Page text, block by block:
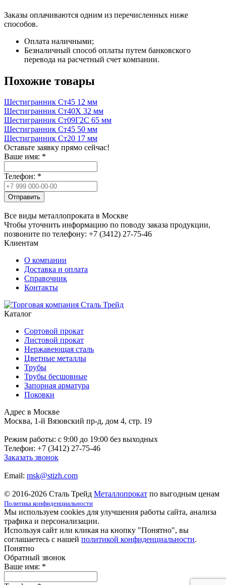
Заказы оплачиваются одним из перечисленных ниже
способов.
Оплата наличными;
Безналичный способ оплаты путем банковского
перевода на расчетный счет компании.
Похожие товары
Шестигранник Ст45 12 мм
Шестигранник Ст40Х 32 мм
Шестигранник Ст09Г2С 65 мм
Шестигранник Ст45 50 мм
Шестигранник Ст20 17 мм
Оставьте заявку прямо сейчас!
Ваше имя: *
Телефон: *
Отправить
Все виды металлопроката в Москве
Чтобы уточнить информацию по поводу заказа продукции,
позвоните по телефону: +7 (3412) 27-75-46
Клиентам
О компании
Доставка и оплата
Справочник
Контакты
Каталог
Сортовой прокат
Листовой прокат
Нержавеющая сталь
Цветные металлы
Трубы
Трубы бесшовные
Запорная арматура
Поковки
Адрес в Москве
Москва, 1-й Вязовский пр-д, дом 4, стр. 19
Режим работы: c 9:00 до 19:00 без выходных
Телефон: +7 (3412) 27-75-46
Заказать звонок
Email: msk@stizh.com
© 2016-2026 Сталь Трейд Металлопрокат по выгодным ценам
Политика конфиденциальности
Мы используем cookies для улучшения работы сайта, анализа
трафика и персонализации.
Используя сайт или кликая на кнопку "Понятно", вы
соглашаетесь с нашей политикой конфиденциальности.
Понятно
Обратный звонок
Ваше имя: *